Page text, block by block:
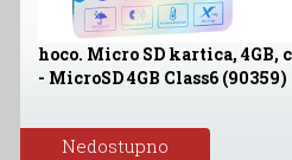
hoco. Micro SD kartica, 4GB,
- MicroSD 4GB Class6 (90359)
Nedostupno